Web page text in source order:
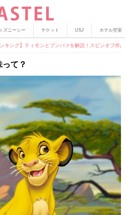
ズニーシー チケット USJ ホテル空室
ンキング】ティモンとプンバァを解説！スピンオフ作
って？